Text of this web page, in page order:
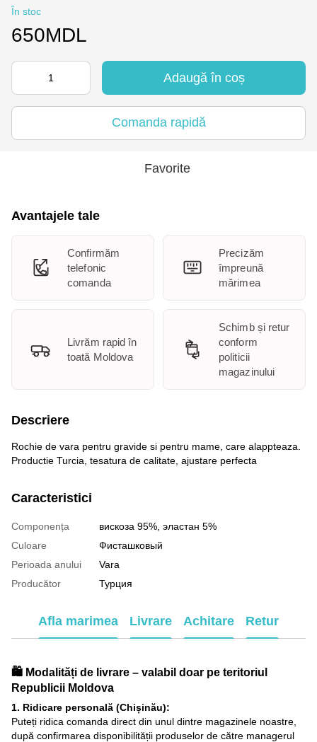
În stoc
650MDL
Adaugă în coș
Comanda rapidă
Favorite
Avantajele tale
Confirmăm
telefonic
comanda
Precizăm
împreună
mărimea
Livrăm rapid în
toată Moldova
Schimb și retur
conform
politicii
magazinului
Descriere
Rochie de vara pentru gravide si pentru mame, care alappteaza.
Productie Turcia, tesatura de calitate, ajustare perfecta
Caracteristici
Componența
вискоза 95%, эластан 5%
Culoare
Фисташковый
Perioada anului
Vara
Producător
Турция
Afla marimea Livrare Achitare Retur
🛍️ Modalități de livrare – valabil doar pe teritoriul
Republicii Moldova
1. Ridicare personală (Chișinău):
Puteți ridica comanda direct din unul dintre magazinele noastre,
după confirmarea disponibilității produselor de către managerul